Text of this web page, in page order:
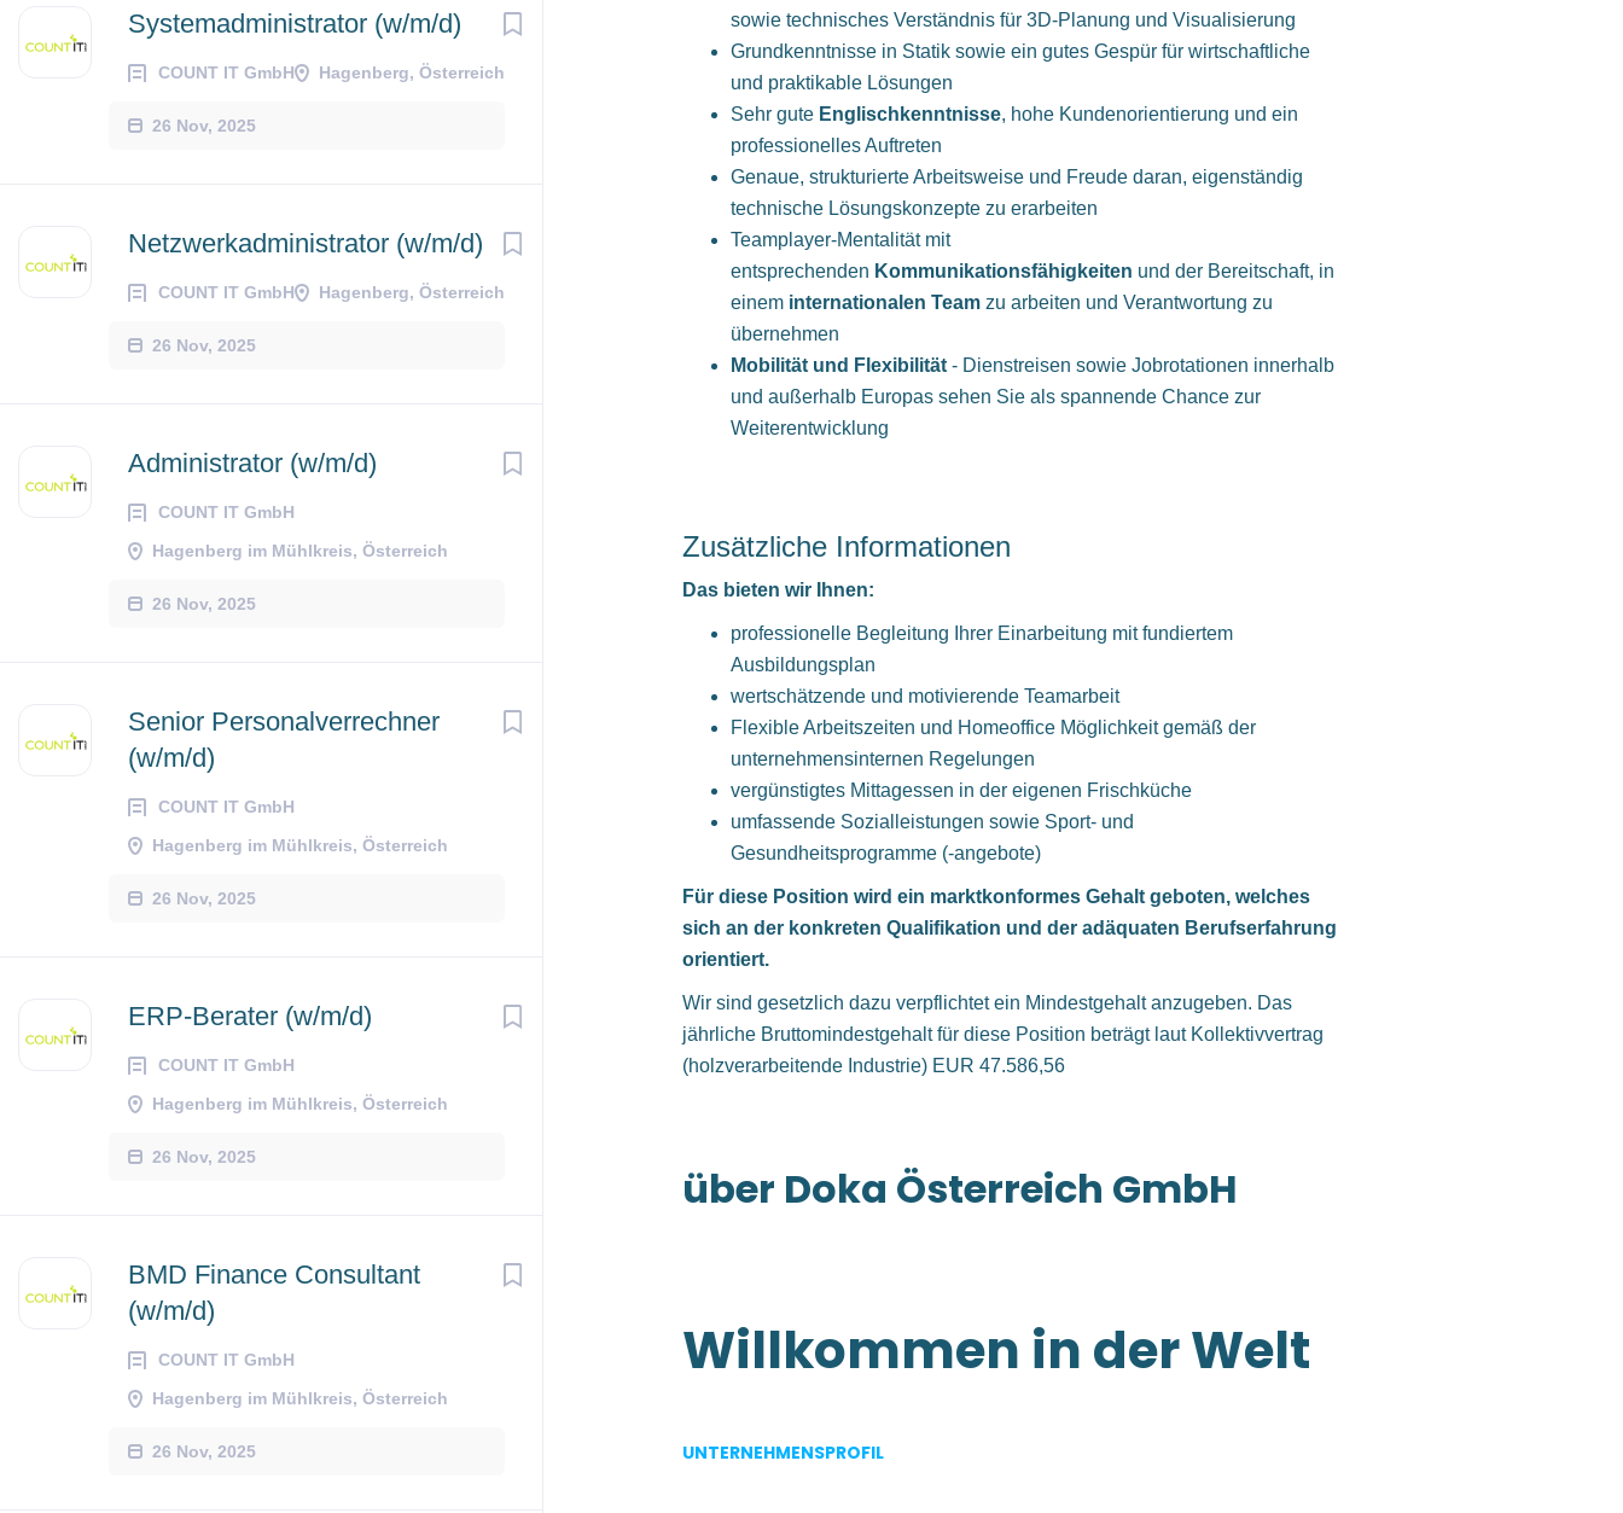
Systemadministrator (w/m/d)
COUNT IT GmbH Hagenberg, Österreich
26 Nov, 2025
Netzwerkadministrator (w/m/d)
COUNT IT GmbH Hagenberg, Österreich
26 Nov, 2025
Administrator (w/m/d)
COUNT IT GmbH
Hagenberg im Mühlkreis, Österreich
26 Nov, 2025
Senior Personalverrechner
(w/m/d)
COUNT IT GmbH
Hagenberg im Mühlkreis, Österreich
26 Nov, 2025
ERP-Berater (w/m/d)
COUNT IT GmbH
Hagenberg im Mühlkreis, Österreich
26 Nov, 2025
BMD Finance Consultant
(w/m/d)
COUNT IT GmbH
Hagenberg im Mühlkreis, Österreich
26 Nov, 2025
sowie technisches Verständnis für 3D-Planung und Visualisierung
Grundkenntnisse in Statik sowie ein gutes Gespür für wirtschaftliche
und praktikable Lösungen
Sehr gute Englischkenntnisse, hohe Kundenorientierung und ein
professionelles Auftreten
Genaue, strukturierte Arbeitsweise und Freude daran, eigenständig
technische Lösungskonzepte zu erarbeiten
Teamplayer-Mentalität mit
entsprechenden Kommunikationsfähigkeiten und der Bereitschaft, in
einem internationalen Team zu arbeiten und Verantwortung zu
übernehmen
Mobilität und Flexibilität - Dienstreisen sowie Jobrotationen innerhalb
und außerhalb Europas sehen Sie als spannende Chance zur
Weiterentwicklung
Zusätzliche Informationen
Das bieten wir Ihnen:
professionelle Begleitung Ihrer Einarbeitung mit fundiertem
Ausbildungsplan
wertschätzende und motivierende Teamarbeit
Flexible Arbeitszeiten und Homeoffice Möglichkeit gemäß der
unternehmensinternen Regelungen
vergünstigtes Mittagessen in der eigenen Frischküche
umfassende Sozialleistungen sowie Sport- und
Gesundheitsprogramme (-angebote)
Für diese Position wird ein marktkonformes Gehalt geboten, welches
sich an der konkreten Qualifikation und der adäquaten Berufserfahrung
orientiert.
Wir sind gesetzlich dazu verpflichtet ein Mindestgehalt anzugeben. Das
jährliche Bruttomindestgehalt für diese Position beträgt laut Kollektivvertrag
(holzverarbeitende Industrie) EUR 47.586,56
über Doka Österreich GmbH
Willkommen in der Welt
von Doka
UNTERNEHMENSPROFIL